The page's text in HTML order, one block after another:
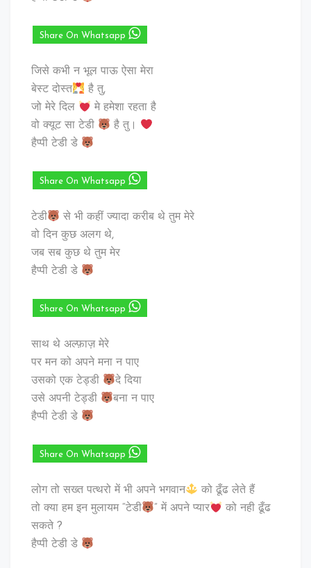
Share On Whatsapp
जिसे कभी न भूल पाऊ ऐसा मेरा
बेस्ट दोस्त
है तु,
जो मेरे दिल
मे हमेशा रहता है
वो क्यूट सा टेडी
है तु।
हैप्पी टेडी डे
Share On Whatsapp
टेडी
से भी कहीं ज्यादा करीब थे तुम मेरे
वो दिन कुछ अलग थे,
जब सब कुछ थे तुम मेर
हैप्पी टेडी डे
Share On Whatsapp
साथ थे अल्फ़ाज़ मेरे
पर मन को अपने मना न पाए
उसको एक टेड्डी
दे दिया
उसे अपनी टेड्डी
बना न पाए
हैप्पी टेडी डे
Share On Whatsapp
लोग तो सख्त पत्थरो में भी अपने भगवान
को ढूँढ लेते हैं
तो क्या हम इन मुलायम “टेडी
” में अपने प्यार
को नही ढूँढ
सकते ?
हैप्पी टेडी डे